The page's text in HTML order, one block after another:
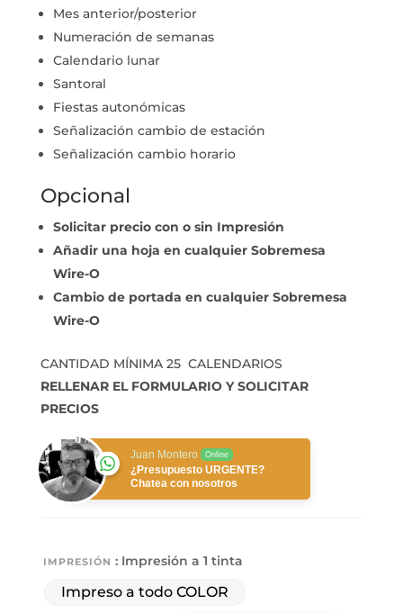
Mes anterior/posterior
Numeración de semanas
Calendario lunar
Santoral
Fiestas autonómicas
Señalización cambio de estación
Señalización cambio horario
Opcional
Solicitar precio con o sin Impresión
Añadir una hoja en cualquier Sobremesa
Wire-O
Cambio de portada en cualquier Sobremesa
Wire-O
CANTIDAD MÍNIMA 25 CALENDARIOS
RELLENAR EL FORMULARIO Y SOLICITAR
PRECIOS
Juan Montero Online
¿Presupuesto URGENTE?
Chatea con nosotros
IMPRESIÓN : Impresión a 1 tinta
Impreso a todo COLOR